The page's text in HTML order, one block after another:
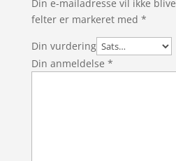
Din e-mailadresse vil ikke
felter er markeret med *
Din vurdering
Din anmeldelse *